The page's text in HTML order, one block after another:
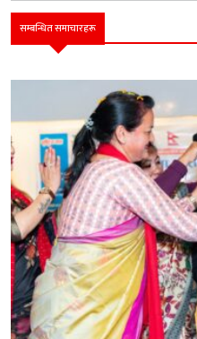
सम्बन्धित समाचारहरू